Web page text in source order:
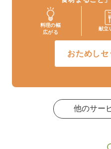
料理の幅
広がる
献立
おためしセ
他のサー